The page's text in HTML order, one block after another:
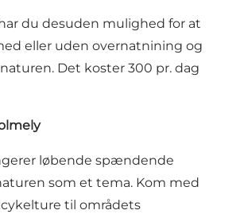
du desuden mulighed for at
eller uden overnatnining og
Det koster 300 pr. dag
løbende spændende
som et tema. Kom med
til områdets